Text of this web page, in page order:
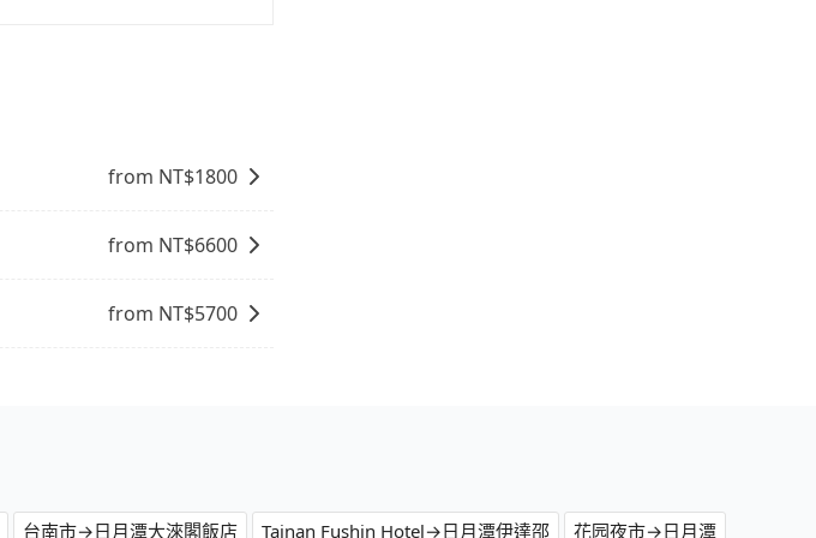
from NT$1800
from NT$6600
from NT$5700
台南市→日月潭大淶閣飯店 Tainan Fushin Hotel→日月潭伊達邵 花园夜市→日月潭